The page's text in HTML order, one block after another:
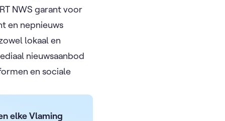
NWS garant voor
en nepnieuws
lokaal en
nieuwsaanbod
en sociale
elke Vlaming